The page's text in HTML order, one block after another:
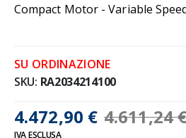
Compact Motor - Variable
4.472,90 € 4.611,24
IVA ESCLUSA
SU ORDINAZIONE
SKU RA2034214100